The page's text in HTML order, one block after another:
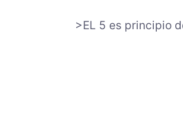
>EL 5 es principio